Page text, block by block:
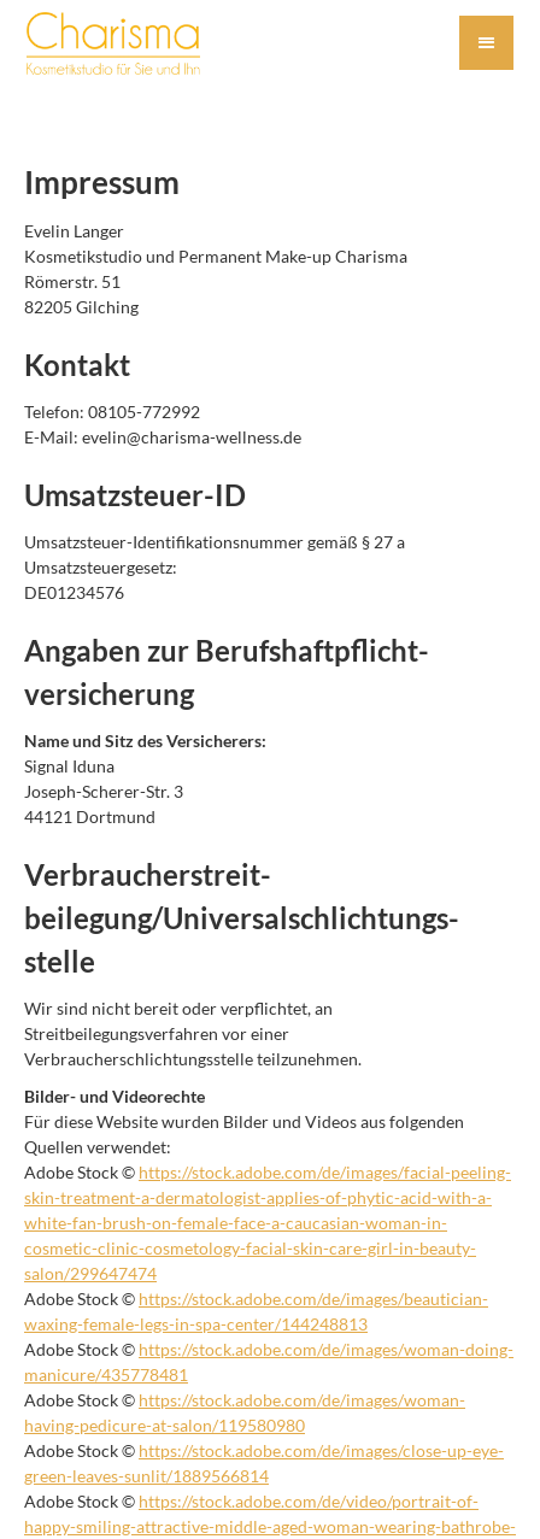
Impressum
Evelin Langer
Kosmetikstudio und Permanent Make-up Charisma
Römerstr. 51
82205 Gilching
Kontakt
Telefon: 08105-772992
E-Mail: evelin@charisma-wellness.de
Umsatzsteuer-ID
Umsatzsteuer-Identifikationsnummer gemäß § 27 a
Umsatzsteuergesetz:
DE01234576
Angaben zur Berufs­haftpflicht­
versicherung
Name und Sitz des Versicherers:
Signal Iduna
Joseph-Scherer-Str. 3
44121 Dortmund
Verbraucher­streit­
beilegung/Universal­schlichtungs­
stelle
Wir sind nicht bereit oder verpflichtet, an
Streitbeilegungsverfahren vor einer
Verbraucherschlichtungsstelle teilzunehmen.
Bilder- und Videorechte
Für diese Website wurden Bilder und Videos aus folgenden
Quellen verwendet:
Adobe Stock © https://stock.adobe.com/de/images/facial-peeling-
skin-treatment-a-dermatologist-applies-of-phytic-acid-with-a-
white-fan-brush-on-female-face-a-caucasian-woman-in-
cosmetic-clinic-cosmetology-facial-skin-care-girl-in-beauty-
salon/299647474
Adobe Stock © https://stock.adobe.com/de/images/beautician-
waxing-female-legs-in-spa-center/144248813
Adobe Stock © https://stock.adobe.com/de/images/woman-doing-
manicure/435778481
Adobe Stock © https://stock.adobe.com/de/images/woman-
having-pedicure-at-salon/119580980
Adobe Stock © https://stock.adobe.com/de/images/close-up-eye-
green-leaves-sunlit/1889566814
Adobe Stock © https://stock.adobe.com/de/video/portrait-of-
happy-smiling-attractive-middle-aged-woman-wearing-bathrobe-